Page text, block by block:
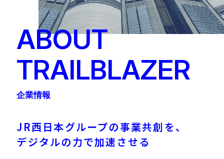
ABOUT
TRAILBLAZER
企業情報
JR西日本グループの事業共創を、
デジタルの力で加速させる